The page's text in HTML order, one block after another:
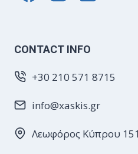
CONTACT INFO
+30 210 571 8715
info@xaskis.gr
Λεωφόρος Κύπρου